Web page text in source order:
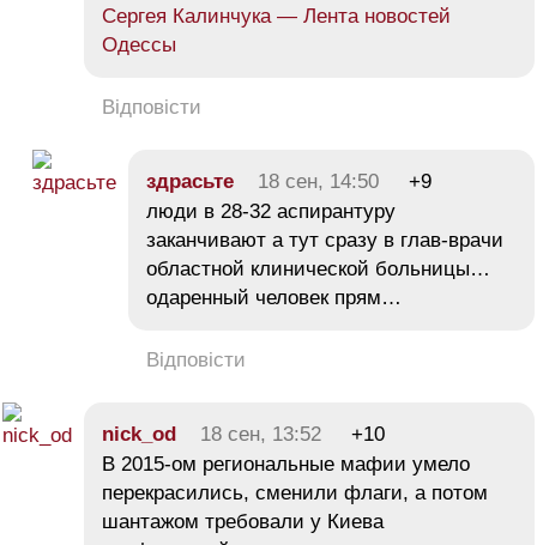
Сергея Калинчука — Лента новостей
Одессы
Відповісти
здрасьте 18 сен, 14:50
+9
люди в 28-32 аспирантуру
заканчивают а тут сразу в глав-врачи
областной клинической больницы…
одаренный человек прям…
Відповісти
nick_od 18 сен, 13:52
+10
В 2015-ом региональные мафии умело
перекрасились, сменили флаги, а потом
шантажом требовали у Киева